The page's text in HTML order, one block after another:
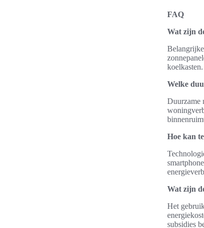
FAQ
Wat zijn
Welke
Duurzame
Hoe kan
Wat zijn
Het
subsidies